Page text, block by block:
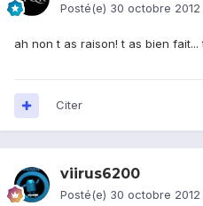
Posté(e) 30 octobre 2012
ah non t as raison! t as bien fait...
Citer
viirus6200
Posté(e) 30 octobre 2012